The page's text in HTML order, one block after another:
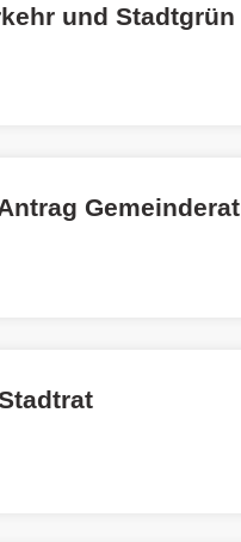
und Stadtgrün
Gemeinderat